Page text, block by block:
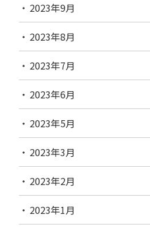
2023年9月
2023年8月
2023年7月
2023年6月
2023年5月
2023年3月
2023年2月
2023年1月